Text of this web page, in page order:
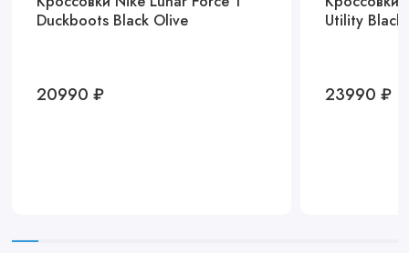
Duckboots Black Olive
20990 ₽
Utility Black
23990 ₽